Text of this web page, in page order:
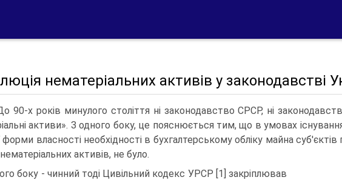
нематеріальних активів у зако­нодавстві
90-х років минулого століття ні законодавство СРСР, ні
активи». З одного боку, це пояснюється тим, що в умовах
форми власності необхідності в бухгалтерському обліку майна
активів, не було.
боку - чинний тоді Цивільний кодекс УРСР [1] закріплював